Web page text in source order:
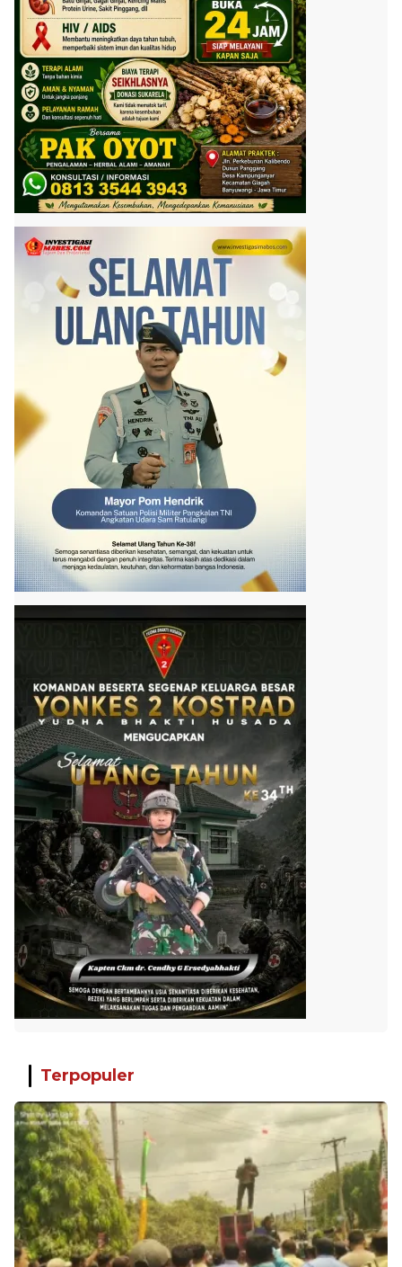
Terpopuler